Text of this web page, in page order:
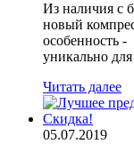
Из наличия с
новый
особенность -
уникально
Читать далее
05.07.2019